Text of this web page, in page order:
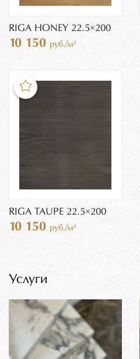
RIGA HONEY 22.5×200
10 150 руб./м²
RIGA TAUPE 22.5×200
10 150 руб./м²
Услуги